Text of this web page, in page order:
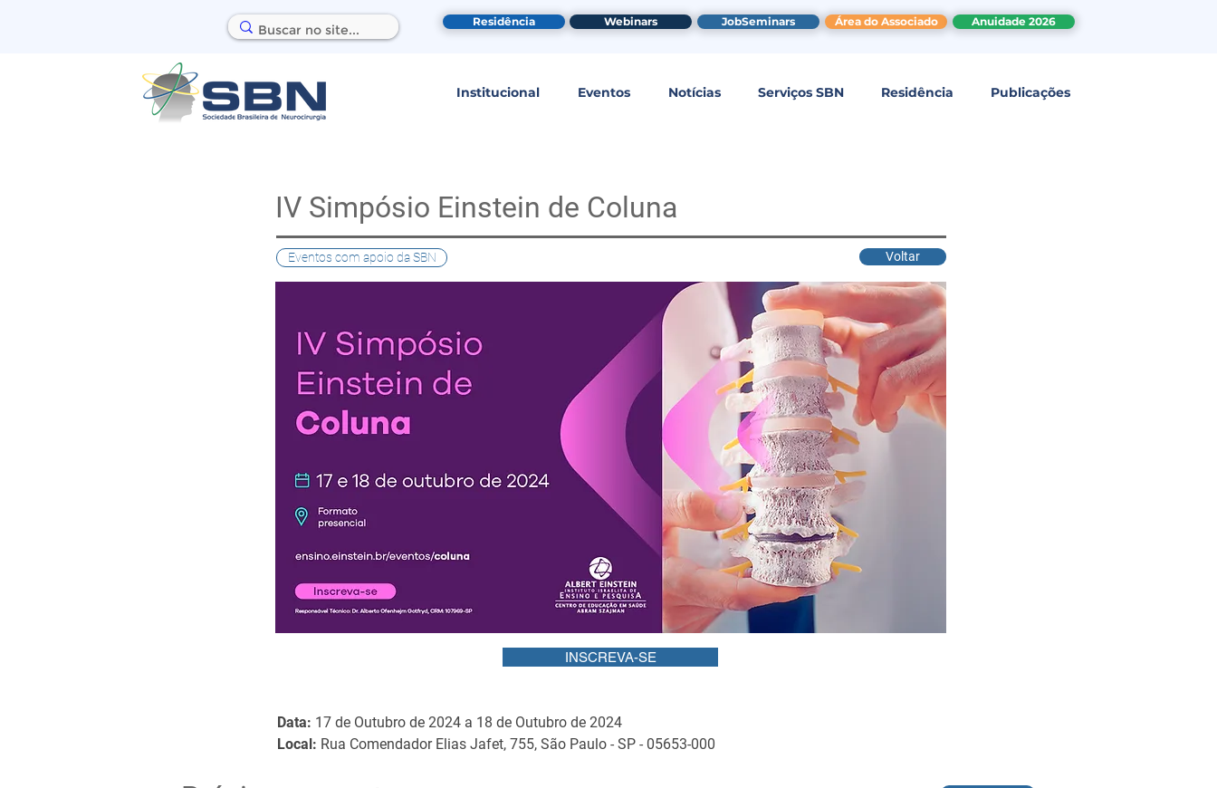
Residência Webinars JobSeminars Área do Associado Anuidade 2026
Institucional Eventos Notícias Serviços SBN Residência Publicações
IV Simpósio Einstein de Coluna
Eventos com apoio da SBN Voltar
INSCREVA-SE
Data: 17 de Outubro de 2024 a 18 de Outubro de 2024
Local: Rua Comendador Elias Jafet, 755, São Paulo - SP - 05653-000